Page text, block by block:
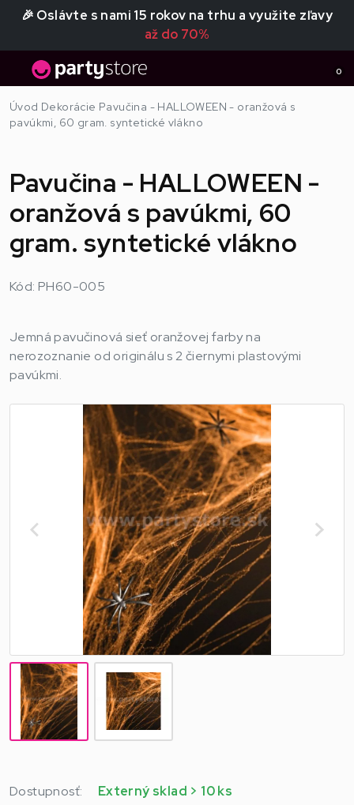
🎉 Oslávte s nami 15 rokov na trhu a využite zľavy
až do 70%
0
Úvod Dekorácie Pavučina - HALLOWEEN - oranžová s
pavúkmi, 60 gram. syntetické vlákno
Pavučina - HALLOWEEN -
oranžová s pavúkmi, 60
gram. syntetické vlákno
Kód: PH60-005
Jemná pavučinová sieť oranžovej farby na
nerozoznanie od originálu s 2 čiernymi plastovými
pavúkmi.
Dostupnosť: Externý sklad > 10 ks